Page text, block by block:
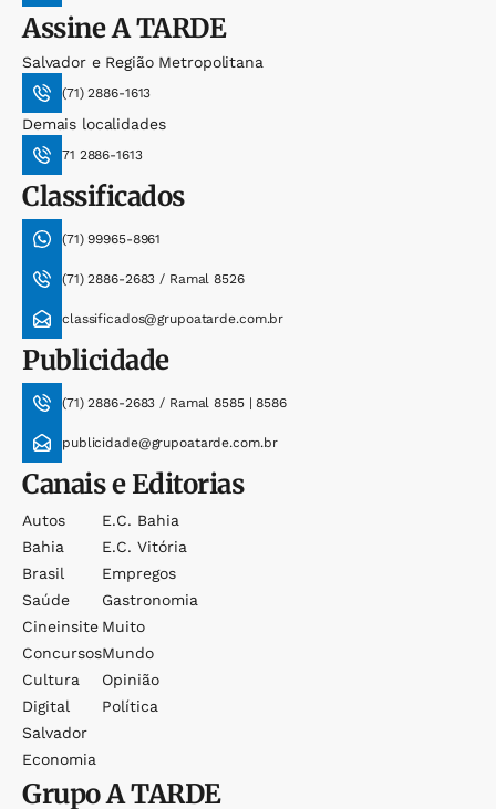
AssineA TARDE
Salvador e Região Metropolitana
(71) 2886-1613
Demais localidades
71 2886-1613
Classificados
(71) 99965-8961
(71) 2886-2683 / Ramal 8526
classificados@grupoatarde.com.br
Publicidade
(71) 2886-2683 / Ramal 8585 | 8586
publicidade@grupoatarde.com.br
Canais e Editorias
Autos
Bahia
Brasil
Saúde
Cineinsite
Concursos
Cultura
Digital
Salvador
Economia
E.c. Bahia
E.c. Vitória
Empregos
Gastronomia
Muito
Mundo
Opinião
Política
GrupoA TARDE